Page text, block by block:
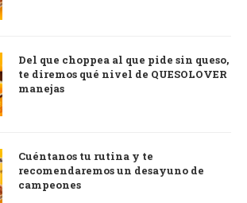
Del que choppea al que pide sin queso,
te diremos qué nivel de QUESOLOVER
manejas
Cuéntanos tu rutina y te
recomendaremos un desayuno de
campeones